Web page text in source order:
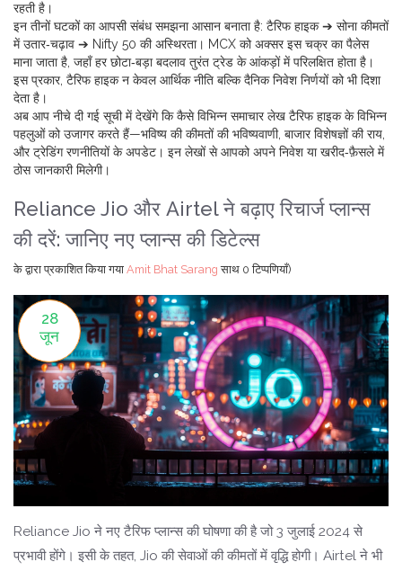
रहती है।
इन तीनों घटकों का आपसी संबंध समझना आसान बनाता है: टैरिफ हाइक ➔ सोना कीमतों
में उतार‑चढ़ाव ➔ Nifty 50 की अस्थिरता। MCX को अक्सर इस चक्र का पैलेस
माना जाता है, जहाँ हर छोटा‑बड़ा बदलाव तुरंत ट्रेड के आंकड़ों में परिलक्षित होता है।
इस प्रकार, टैरिफ हाइक न केवल आर्थिक नीति बल्कि दैनिक निवेश निर्णयों को भी दिशा
देता है।
अब आप नीचे दी गई सूची में देखेंगे कि कैसे विभिन्न समाचार लेख टैरिफ हाइक के विभिन्न
पहलुओं को उजागर करते हैं—भविष्य की कीमतों की भविष्यवाणी, बाजार विशेषज्ञों की राय,
और ट्रेडिंग रणनीतियों के अपडेट। इन लेखों से आपको अपने निवेश या खरीद‑फ़ैसले में
ठोस जानकारी मिलेगी।
Reliance Jio और Airtel ने बढ़ाए रिचार्ज प्लान्स
की दरें: जानिए नए प्लान्स की डिटेल्स
के द्वारा प्रकाशित किया गया Amit Bhat Sarang साथ 0 टिप्पणियाँ)
28
जून
Reliance Jio ने नए टैरिफ प्लान्स की घोषणा की है जो 3 जुलाई 2024 से
प्रभावी होंगे। इसी के तहत, Jio की सेवाओं की कीमतों में वृद्धि होगी। Airtel ने भी